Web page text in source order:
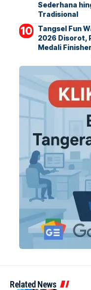
Sederhana
Tradisional
Tangsel Fun
2026 Disorot,
Medali
Related News